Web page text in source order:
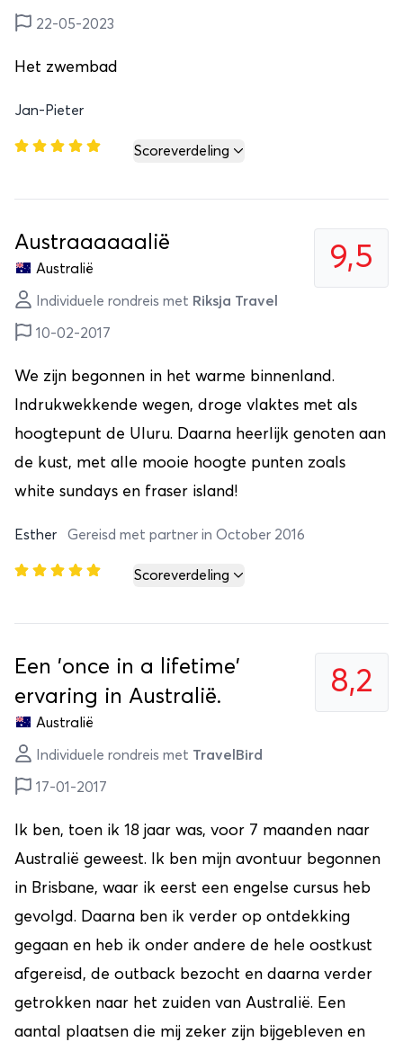
22-05-2023
Het zwembad
Jan-Pieter
Scoreverdeling
9,5
Austraaaaaalië
Australië
Individuele rondreis met Riksja Travel
10-02-2017
We zijn begonnen in het warme binnenland.
Indrukwekkende wegen, droge vlaktes met als
hoogtepunt de Uluru. Daarna heerlijk genoten aan
de kust, met alle mooie hoogte punten zoals
white sundays en fraser island!
Esther Gereisd met partner in October 2016
Scoreverdeling
8,2
Een 'once in a lifetime'
ervaring in Australië.
Australië
Individuele rondreis met TravelBird
17-01-2017
Ik ben, toen ik 18 jaar was, voor 7 maanden naar
Australië geweest. Ik ben mijn avontuur begonnen
in Brisbane, waar ik eerst een engelse cursus heb
gevolgd. Daarna ben ik verder op ontdekking
gegaan en heb ik onder andere de hele oostkust
afgereisd, de outback bezocht en daarna verder
getrokken naar het zuiden van Australië. Een
aantal plaatsen die mij zeker zijn bijgebleven en